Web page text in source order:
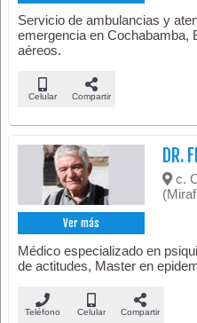
Servicio de ambulancias y
emergencia en Cochabamba,
aéreos.
Celular Compartir
Ver más
DR.
c.
Médico especializado en
de actitudes, Master en
Teléfono Celular Compartir